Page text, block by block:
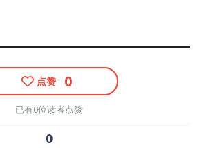
点赞 0
已有0位读者点赞
0